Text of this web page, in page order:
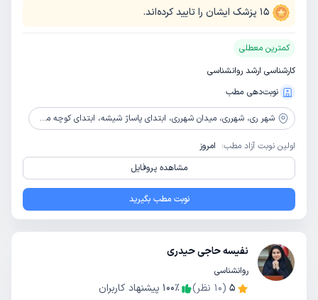
15 پزشک ایشان را تایید کرده‌اند.
کمترین معطلی
کارشناسی ارشد روانشناسی
نوبت‌دهی مطب
شهر ری، شهرری، میدان شهرری، ابتدای پاساژ شیشه، ابتدای کوچه مختار خان ، پلاک 20، طبقه 2
اولین نوبت آزاد مطب: امروز
مشاهده پروفایل
نوبت مطب بگیرید
نفیسه حاجی حیدری
روانشناسی
5
(
10 نظر) 100٪ پیشنهاد کاربران